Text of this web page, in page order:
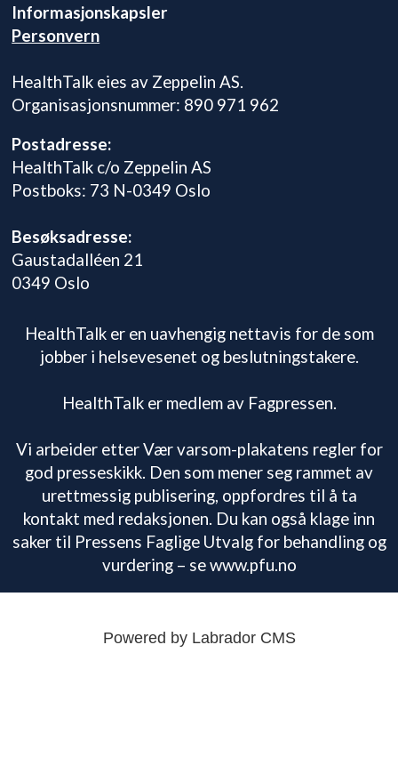
Informasjonskapsler
Personvern
HealthTalk eies av Zeppelin AS.
Organisasjonsnummer: 890 971 962
Postadresse:
HealthTalk c/o Zeppelin AS
Postboks: 73 N-0349 Oslo
Besøksadresse:
Gaustadalléen 21
0349 Oslo
HealthTalk er en uavhengig nettavis for de som
jobber i helsevesenet og beslutningstakere.
HealthTalk er medlem av Fagpressen.
Vi arbeider etter Vær varsom-plakatens regler for
god presseskikk. Den som mener seg rammet av
urettmessig publisering, oppfordres til å ta
kontakt med redaksjonen. Du kan også klage inn
saker til Pressens Faglige Utvalg for behandling og
vurdering – se www.pfu.no
Powered by Labrador CMS